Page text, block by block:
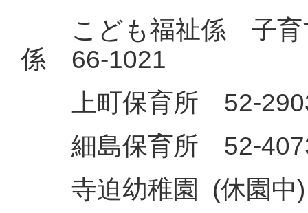
こども福祉係 子育
係 66-1021
上町保育所 52-
細島保育所 52-
寺迫幼稚園 (休園中)